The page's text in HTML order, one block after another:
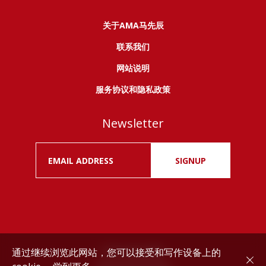
关于AMA马先辰
联系我们
网站说明
服务协议和隐私政策
Newsletter
SIGNUP
Drink responsibly.
通过继续浏览此网站，您可以接受和写作设备上的